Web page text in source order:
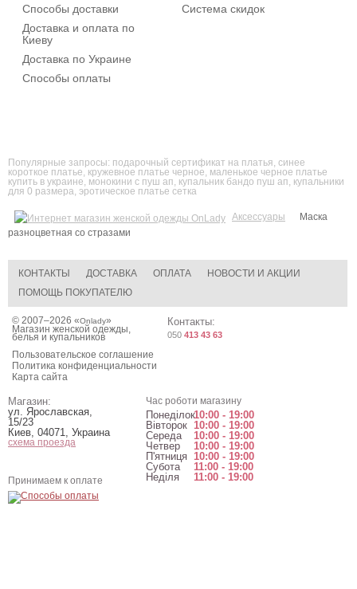
Способы доставки
Доставка и оплата по
Киеву
Доставка по Украине
Способы оплаты
Система скидок
Популярные запросы: подарочный сертификат на платья синее
короткое платье кружевное платье черное маленькое черное платье
купить в украине монокини с пуш ап купальник бандо пуш ап купальники
для 0 размера эротическое платье сетка
Аксессуары
Маска
разноцветная со стразами
КОНТАКТЫ ДОСТАВКА ОПЛАТА
НОВОСТИ И АКЦИИ
ПОМОЩЬ ПОКУПАТЕЛЮ
© 2007–2026 «Onlady»
Магазин женской одежды,
белья и купальников
Пользовательское соглашение
Политика конфиденциальности
Карта сайта
Контакты:
050 413 43 63
Магазин:
ул. Ярославская,
15/23
Киев 04071 Украина
схема проезда
Час роботи магазину
Понеділок10:00 - 19:00
Вівторок 10:00 - 19:00
Середа
10:00 - 19:00
Четвер
10:00 - 19:00
П'ятниця 10:00 - 19:00
Субота
11:00 - 19:00
Неділя
11:00 - 19:00
Принимаем к оплате